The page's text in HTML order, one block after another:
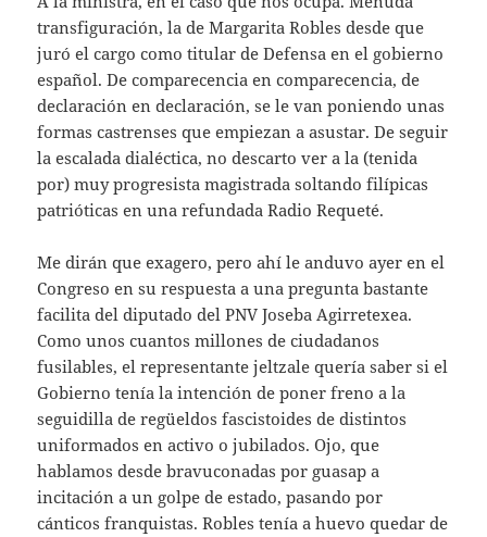
transfiguración, la de Margarita Robles desde que
juró el cargo como titular de Defensa en el gobierno
español. De comparecencia en comparecencia, de
declaración en declaración, se le van poniendo unas
formas castrenses que empiezan a asustar. De seguir
la escalada dialéctica, no descarto ver a la (tenida
por) muy progresista magistrada soltando filípicas
patrióticas en una refundada Radio Requeté.
Me dirán que exagero, pero ahí le anduvo ayer en el
Congreso en su respuesta a una pregunta bastante
facilita del diputado del PNV Joseba Agirretexea.
Como unos cuantos millones de ciudadanos
fusilables, el representante jeltzale quería saber si el
Gobierno tenía la intención de poner freno a la
seguidilla de regüeldos fascistoides de distintos
uniformados en activo o jubilados. Ojo, que
hablamos desde bravuconadas por guasap a
incitación a un golpe de estado, pasando por
cánticos franquistas. Robles tenía a huevo quedar de